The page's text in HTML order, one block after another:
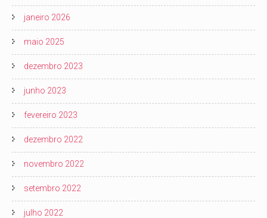
janeiro 2026
maio 2025
dezembro 2023
junho 2023
fevereiro 2023
dezembro 2022
novembro 2022
setembro 2022
julho 2022